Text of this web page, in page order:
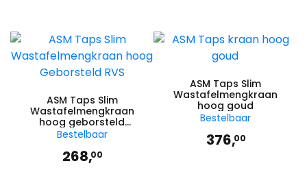
ASM Taps Slim
Wastafelmengkraan
hoog geborsteld
chroom
Bestelbaar
268,00
ASM Taps Slim
Wastafelmengkraan
hoog goud
Bestelbaar
376,00